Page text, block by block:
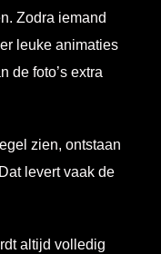
Zodra iemand
leuke animaties
de foto’s extra
zien, ontstaan
levert vaak de
altijd volledig